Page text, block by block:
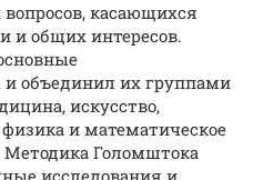
касающихся
и общих интересов.
объединил их группами
искусство,
физика и математическое
Голомштока
исследования и